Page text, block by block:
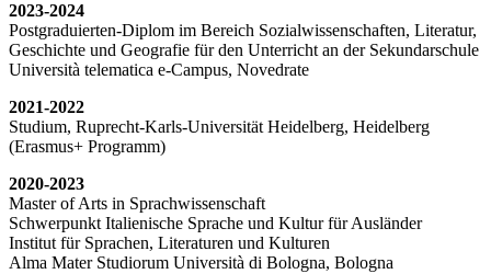
2023-2024
Postgraduierten-Diplom im Bereich Sozialwissenschaften, Literatur,
Geschichte und Geografie für den Unterricht an der Sekundarschule
Università telematica e-Campus, Novedrate
2021-2022
Studium, Ruprecht-Karls-Universität Heidelberg, Heidelberg
(Erasmus+ Programm)
2020-2023
Master of Arts in Sprachwissenschaft
Schwerpunkt Italienische Sprache und Kultur für Ausländer
Institut für Sprachen, Literaturen und Kulturen
Alma Mater Studiorum Università di Bologna, Bologna